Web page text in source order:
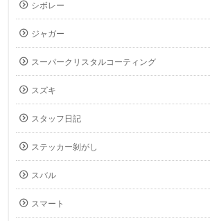
シボレー
ジャガー
スーパークリスタルコーティング
スズキ
スタッフ日記
ステッカー剝がし
スバル
スマート